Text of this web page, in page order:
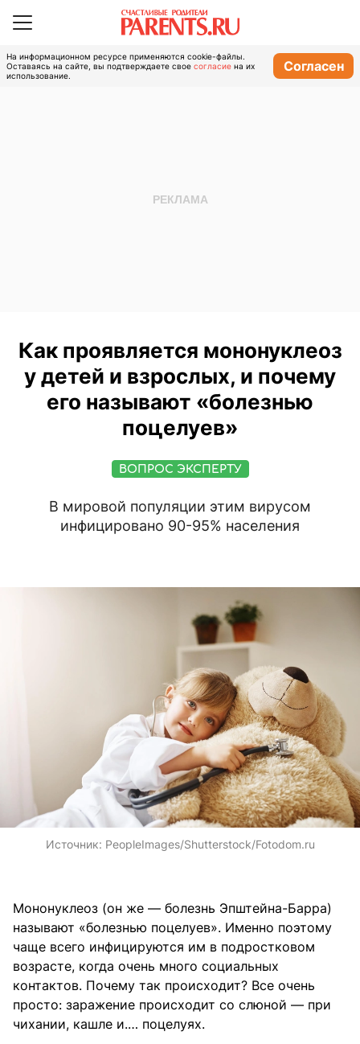
На информационном ресурсе применяются cookie-файлы.
Оставаясь на сайте, вы подтверждаете свое согласие на их
использование.
Согласен
Как проявляется мононуклеоз
у детей и взрослых, и почему
его называют «болезнью
поцелуев»
ВОПРОС ЭКСПЕРТУ
В мировой популяции этим вирусом
инфицировано 90-95% населения
Источник: PeopleImages/Shutterstock/Fotodom.ru
Мононуклеоз (он же — болезнь Эпштейна-Барра)
называют «болезнью поцелуев». Именно поэтому
чаще всего инфицируются им в подростковом
возрасте, когда очень много социальных
контактов. Почему так происходит? Все очень
просто: заражение происходит со слюной — при
чихании, кашле и.… поцелуях.